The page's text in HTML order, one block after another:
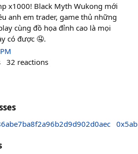
x1000! Black Myth Wukong mới
anh em trader, game thủ những
cùng đồ họa đỉnh cao là mọi
có được 🤤.
32 reactions